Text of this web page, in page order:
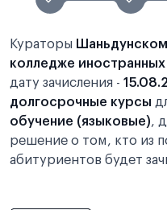
Кураторы
колледже иностранных
дату зачисления -
долгосрочные курсы
обучение (языковые),
решение о том, кто из
абитуриентов будет